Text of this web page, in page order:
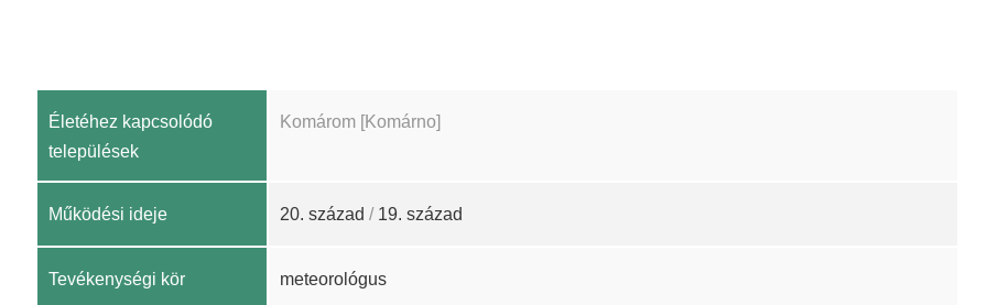
Életéhez kapcsolódó
települések
Komárom [Komárno]
Működési ideje 20. század / 19. század
Tevékenységi kör meteorológus